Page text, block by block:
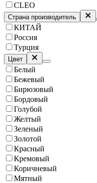
CLEO
Страна производитель
КИТАЙ
Россия
Турция
Цвет
Белый
Бежевый
Бирюзовый
Бордовый
Голубой
Желтый
Зеленый
Золотой
Красный
Кремовый
Коричневый
Мятный